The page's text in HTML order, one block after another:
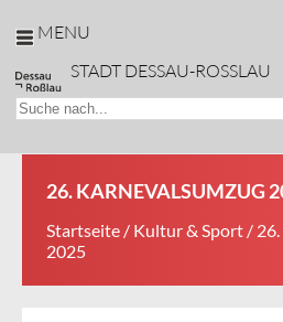
MENU
STADT DESSAU-ROSSLAU
26. KARNEVALSUMZUG
Startseite / Kultur & Sport /
2025